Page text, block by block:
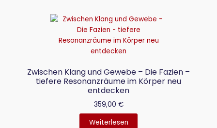
Zwischen Klang und Gewebe – Die Fazien –
tiefere Resonanzräume im Körper neu
entdecken
359,00 €
Weiterlesen